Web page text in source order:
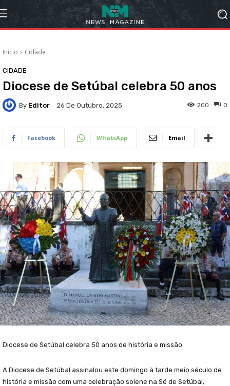
Início Cidade
CIDADE
Diocese de Setúbal celebra 50 anos
By Editor 26 De Outubro, 2025 0
200
Facebook WhatsApp Email
Diocese de Setúbal celebra 50 anos de história e missão
A Diocese de Setúbal assinalou este domingo à tarde meio século de
história e missão com uma celebração solene na Sé de Setúbal,